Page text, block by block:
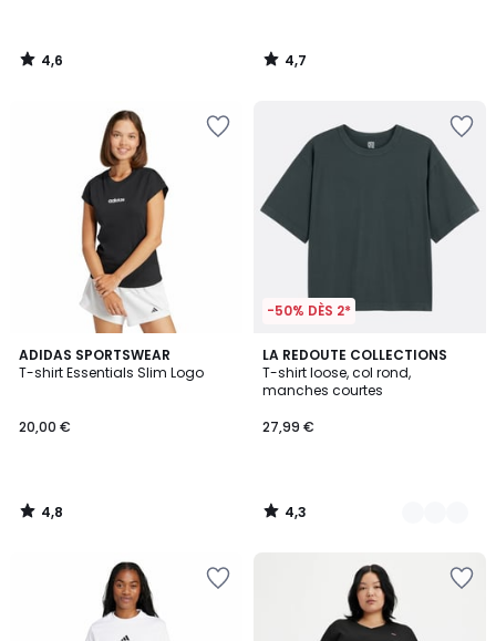
4,6
/
4,7
/
ADIDAS SPORTSWEAR
T-shirt Essentials Slim Logo
20,00 €
4,8
/ 5
4,8
/
-50% DÈS 2*
LA REDOUTE COLLECTIONS
T-shirt loose, col rond,
manches courtes
27,99 €
4,3
/ 5
3
Couleurs
4,3
/